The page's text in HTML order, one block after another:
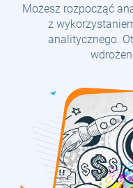
Możesz rozpocząć
z
analitycznego.